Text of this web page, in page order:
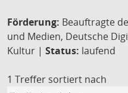
Förderung: Beauftragte
und Medien, Deutsche
Kultur | Status: laufend
1 Treffer sortiert nach